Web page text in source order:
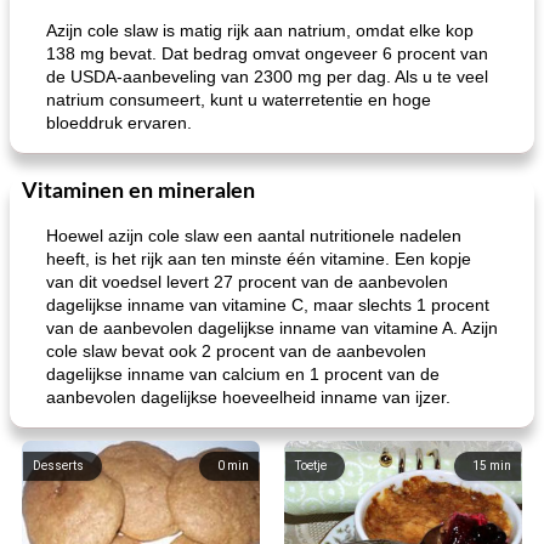
Azijn cole slaw is matig rijk aan natrium, omdat elke kop
138 mg bevat. Dat bedrag omvat ongeveer 6 procent van
de USDA-aanbeveling van 2300 mg per dag. Als u te veel
natrium consumeert, kunt u waterretentie en hoge
bloeddruk ervaren.
Vitaminen en mineralen
Hoewel azijn cole slaw een aantal nutritionele nadelen
heeft, is het rijk aan ten minste één vitamine. Een kopje
van dit voedsel levert 27 procent van de aanbevolen
dagelijkse inname van vitamine C, maar slechts 1 procent
van de aanbevolen dagelijkse inname van vitamine A. Azijn
cole slaw bevat ook 2 procent van de aanbevolen
dagelijkse inname van calcium en 1 procent van de
aanbevolen dagelijkse hoeveelheid inname van ijzer.
0 min
Desserts 15 min
Toetje